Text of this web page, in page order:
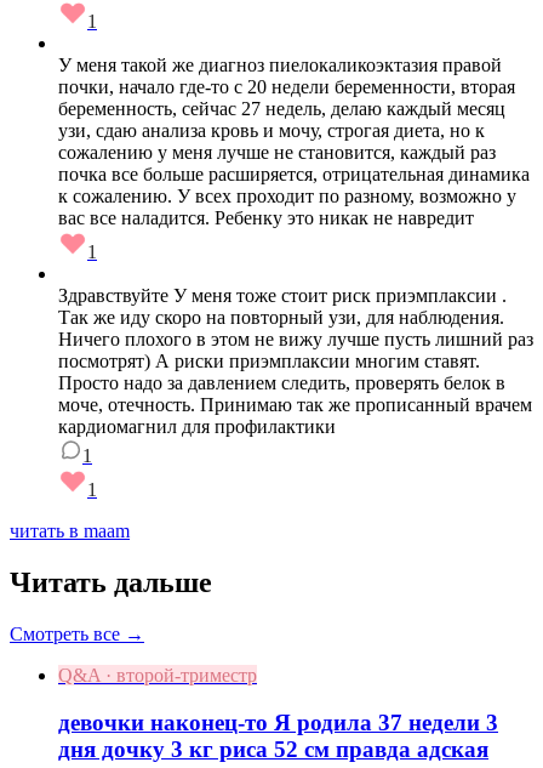
1
У меня такой же диагноз пиелокаликоэктазия правой
почки, начало где-то с 20 недели беременности, вторая
беременность, сейчас 27 недель, делаю каждый месяц
узи, сдаю анализа кровь и мочу, строгая диета, но к
сожалению у меня лучше не становится, каждый раз
почка все больше расширяется, отрицательная динамика
к сожалению. У всех проходит по разному, возможно у
вас все наладится. Ребенку это никак не навредит
1
Здравствуйте У меня тоже стоит риск приэмплаксии .
Так же иду скоро на повторный узи, для наблюдения.
Ничего плохого в этом не вижу лучше пусть лишний раз
посмотрят) А риски приэмплаксии многим ставят.
Просто надо за давлением следить, проверять белок в
моче, отечность. Принимаю так же прописанный врачем
кардиомагнил для профилактики
1
1
читать в maam
Читать дальше
Смотреть все →
Q&A · второй-триместр
девочки наконец-то Я родила 37 недели 3
дня дочку 3 кг риса 52 см правда адская